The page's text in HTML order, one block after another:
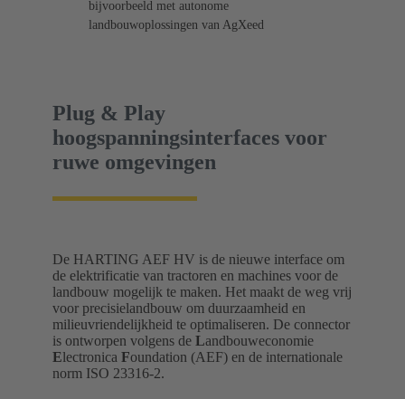
bijvoorbeeld met autonome
landbouwoplossingen van AgXeed
Plug & Play
hoogspanningsinterfaces voor
ruwe omgevingen
De HARTING AEF HV is de nieuwe interface om
de elektrificatie van tractoren en machines voor de
landbouw mogelijk te maken. Het maakt de weg vrij
voor precisielandbouw om duurzaamheid en
milieuvriendelijkheid te optimaliseren. De connector
is ontworpen volgens de Landbouweconomie
Electronica Foundation (AEF) en de internationale
norm ISO 23316-2.